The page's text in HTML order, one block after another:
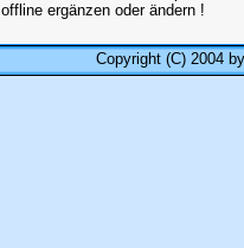
offline ergänzen oder ändern !
Copyright (C) 2004